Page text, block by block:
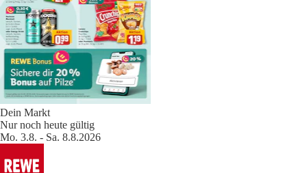
Dein Markt
Nur noch heute gültig
Mo. 3.8. - Sa. 8.8.2026